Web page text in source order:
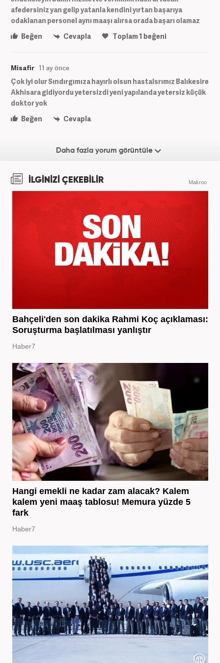
afedersiniz yan gelip yatanla kendini yırtan başarıya
odaklanan personel aynı maaşı alırsa orada başarı olamaz
Beğen
Cevapla Toplam1 beğeni
Misafir 11 ay önce
Çok iyi olur Sındırgımıza hayırlı olsun hastalsrımız Balıkesire
Akhisara gidiyordu yetersizdi yeni yapılanda yetersiz küçük
doktor yok
Beğen
Cevapla
Daha fazla yorum görüntüle
İLGİNİZİ ÇEKEBİLİR Makroo
Bahçeli'den son dakika Rahmi Koç açıklaması:
Soruşturma başlatılması yanlıştır
Haber7
Hangi emekli ne kadar zam alacak? Kalem
kalem yeni maaş tablosu! Memura yüzde 5
fark
Haber7